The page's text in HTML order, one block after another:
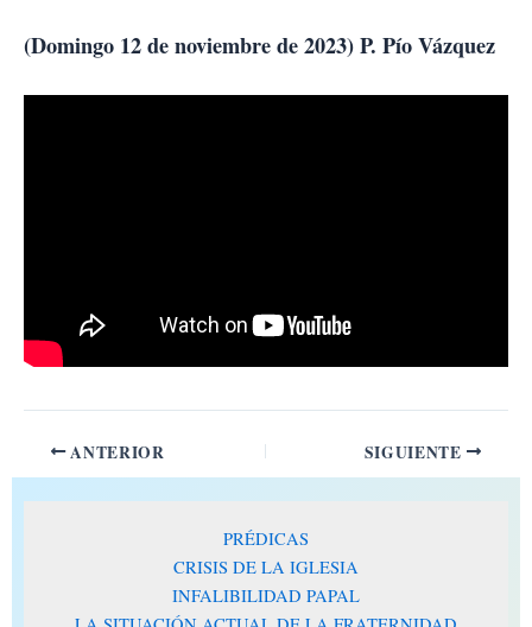
(Domingo 12 de noviembre de 2023) P. Pío Vázquez
ANTERIOR SIGUIENTE
PRÉDICAS
CRISIS DE LA IGLESIA
INFALIBILIDAD PAPAL